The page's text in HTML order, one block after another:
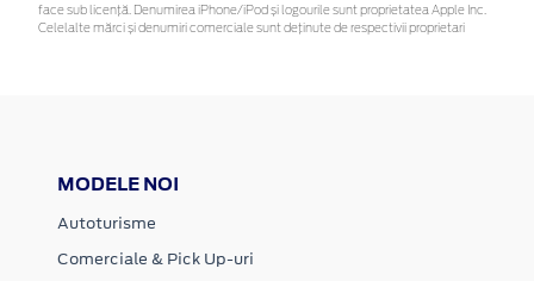
face sub licență. Denumirea iPhone/iPod și logourile sunt proprietatea Apple Inc.
Celelalte mărci și denumiri comerciale sunt deținute de respectivii proprietari
MODELE NOI
Autoturisme
Comerciale & Pick Up-uri